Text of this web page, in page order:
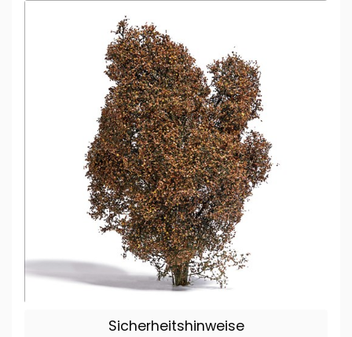
Sicherheitshinweise